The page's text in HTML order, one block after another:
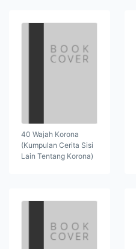
40 Wajah Korona
(Kumpulan Cerita Sisi
Lain Tentang Korona)